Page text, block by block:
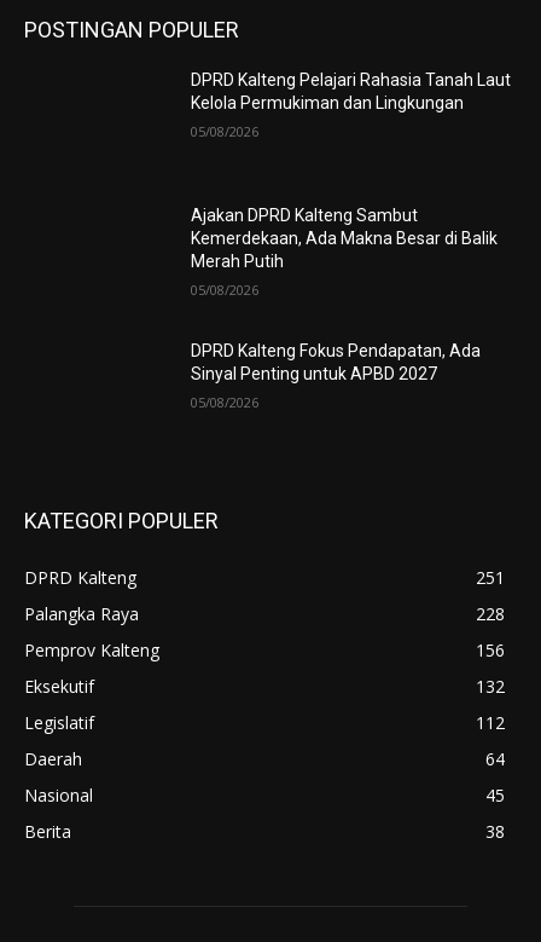
POSTINGAN POPULER
DPRD Kalteng Pelajari Rahasia Tanah Laut
Kelola Permukiman dan Lingkungan
05/08/2026
Ajakan DPRD Kalteng Sambut
Kemerdekaan, Ada Makna Besar di Balik
Merah Putih
05/08/2026
DPRD Kalteng Fokus Pendapatan, Ada
Sinyal Penting untuk APBD 2027
05/08/2026
KATEGORI POPULER
DPRD Kalteng
251
Palangka Raya
228
Pemprov Kalteng
156
Eksekutif
132
Legislatif
112
Daerah
64
Nasional
45
Berita
38